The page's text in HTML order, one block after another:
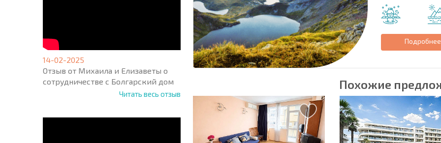
14-02-2025
Отзыв от Михаила и Елизаветы о
сотрудничестве с Болгарский дом
Читать весь отзыв
Подробнее
Похожие